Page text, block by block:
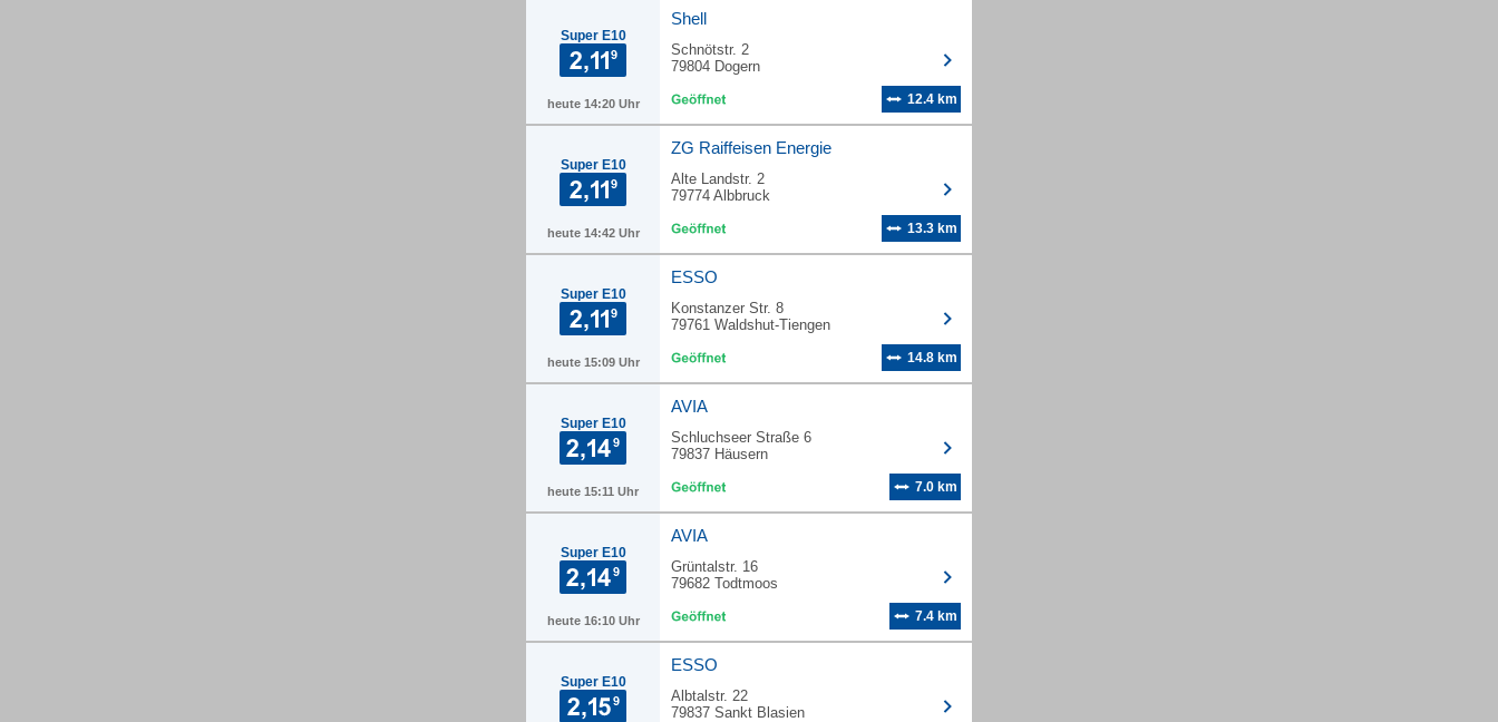
Super E10
heute 14:20 Uhr
Shell
Schnötstr. 2
79804 Dogern
12.4 km
Super E10
heute 14:42 Uhr
ZG Raiffeisen Energie
Alte Landstr. 2
79774 Albbruck
13.3 km
Super E10
heute 15:09 Uhr
ESSO
Konstanzer Str. 8
79761 Waldshut-Tiengen
14.8 km
Super E10
heute 15:11 Uhr
AVIA
Schluchseer Straße 6
79837 Häusern
7.0 km
Super E10
heute 16:10 Uhr
AVIA
Grüntalstr. 16
79682 Todtmoos
7.4 km
Super E10
ESSO
Albtalstr. 22
79837 Sankt Blasien